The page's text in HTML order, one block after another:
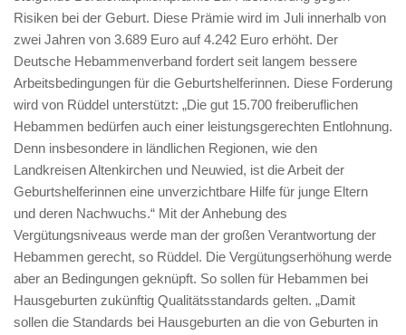
Risiken bei der Geburt. Diese Prämie wird im Juli innerhalb von
zwei Jahren von 3.689 Euro auf 4.242 Euro erhöht. Der
Deutsche Hebammenverband fordert seit langem bessere
Arbeitsbedingungen für die Geburtshelferinnen. Diese Forderung
wird von Rüddel unterstützt: „Die gut 15.700 freiberuflichen
Hebammen bedürfen auch einer leistungsgerechten Entlohnung.
Denn insbesondere in ländlichen Regionen, wie den
Landkreisen Altenkirchen und Neuwied, ist die Arbeit der
Geburtshelferinnen eine unverzichtbare Hilfe für junge Eltern
und deren Nachwuchs.“ Mit der Anhebung des
Vergütungsniveaus werde man der großen Verantwortung der
Hebammen gerecht, so Rüddel. Die Vergütungserhöhung werde
aber an Bedingungen geknüpft. So sollen für Hebammen bei
Hausgeburten zukünftig Qualitätsstandards gelten. „Damit
sollen die Standards bei Hausgeburten an die von Geburten in